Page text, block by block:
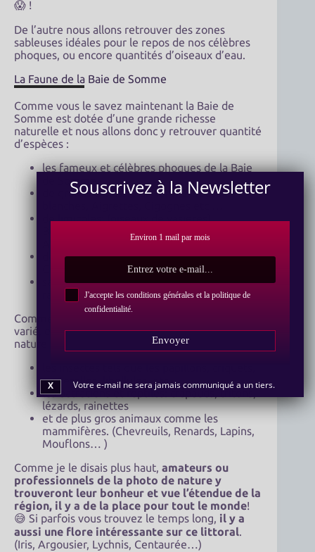
😱 !
De l’autre nous allons retrouver des zones
sableuses idéales pour le repos de nos célèbres
phoques, ou encore quantités d’oiseaux d’eau.
La Faune de la Baie de Somme
Comme vous le savez maintenant la Baie de
Somme est dotée d’une grande richesse
naturelle et nous allons donc y retrouver quantité
d’espèces :
les fameux et célèbres phoques de la Baie
de Somme
de grands échassiers: Hérons, Spatules
de limicoles: (oiseaux de vasières)
Bécassines des marais, Échasse blanche,
Avocettes élégantes, Barges, Courlis, etc…
de palmipèdes: Canards, Cormorans,
Cygnes, Mouettes, Grèbes, Oies, etc…
sans oublier quelques passereaux et
rapaces…
Comme vous pouvez le constater c’est assez
varié, et je me dois en tant que photographe de
nature ne pas oublier dans cette biodiversité :
sauterelles, libellules, etc..
les batraciens et reptiles: crapauds, tritons,
lézards, rainettes
et de plus gros animaux comme les
mammifères. (Chevreuils, Renards, Lapins,
Mouflons… )
Comme je le disais plus haut, amateurs ou
professionnels de la photo de nature y
trouveront leur bonheur et vue l’étendue de la
région, il y a de la place pour tout le monde!
😅 Si parfois vous trouvez le temps long, il y a
aussi une flore intéressante sur ce littoral.
(Iris, Argousier, Lychnis, Centaurée…)
Souscrivez à la Newsletter
Environ 1 mail par mois
Envoyer
Votre e-mail ne sera jamais communiqué a un tiers.
X
J'accepte les conditions générales et la politique de
confidentialité